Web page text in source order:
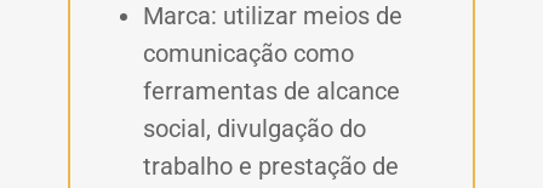
Marca: utilizar meios de
comunicação como
ferramentas de alcance
social, divulgação do
trabalho e prestação de